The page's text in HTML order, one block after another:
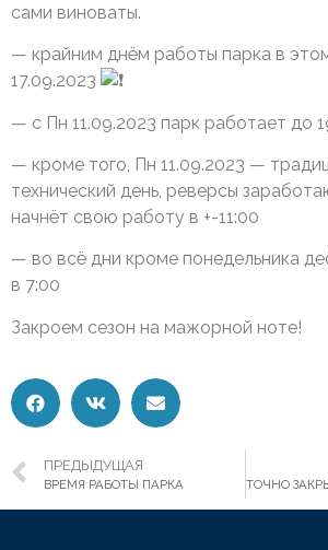
сами виноваты.
— крайним днём работы парка в
17.09.2023
— с Пн 11.09.2023 парк работает до
— кроме того, Пн 11.09.2023 —
технический день, реверсы
начнёт свою работу в +-11:00
— во всё дни кроме понедельника
в 7:00
Закроем сезон на мажорной ноте!
ПРЕДЫДУЩАЯ
ВРЕМЯ РАБОТЫ ПАРКА